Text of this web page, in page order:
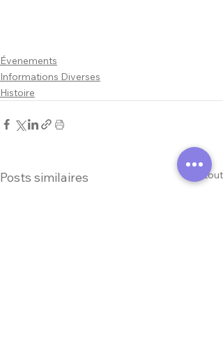
Évenements
Informations Diverses
Histoire
Posts similaires Voir tout